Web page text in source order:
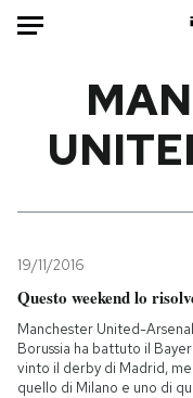
HOME
Mondo
Tecnologia
Internet
Scienza
Cultura
19/11/2016
Questo weekend lo
Manchester United-Arsenal
Borussia ha battuto il
vinto il derby di Madrid,
quello di Milano e uno di